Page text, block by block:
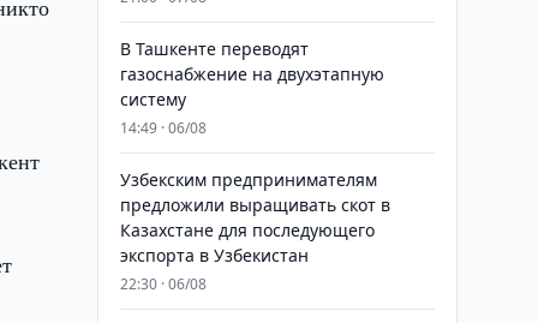
В Ташкенте переводят
газоснабжение на двухэтапную
систему
14:49 · 06/08
Узбекским предпринимателям
предложили выращивать скот в
Казахстане для последующего
экспорта в Узбекистан
22:30 · 06/08